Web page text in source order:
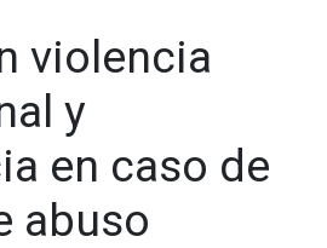
violencia
y
en caso de
abuso